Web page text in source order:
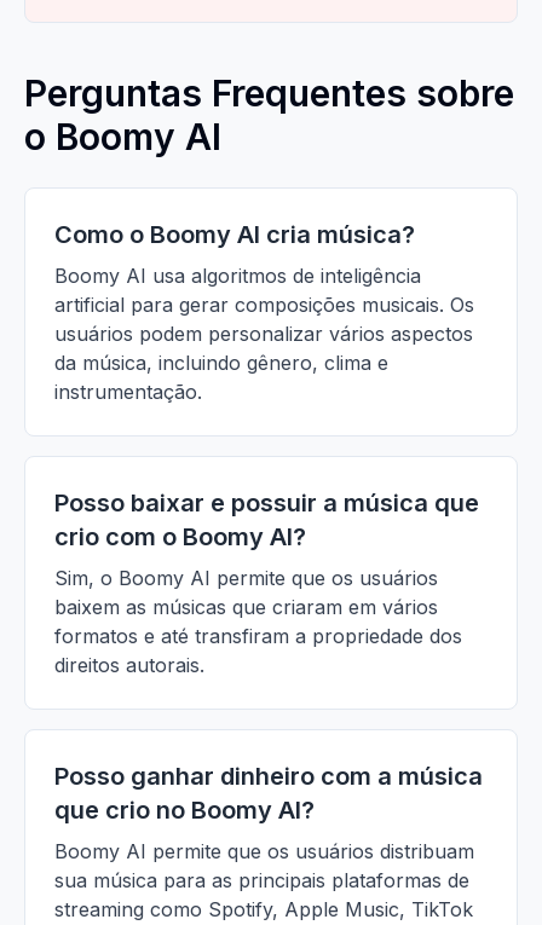
Perguntas Frequentes sobre
o Boomy AI
Como o Boomy AI cria música?
Boomy AI usa algoritmos de inteligência
artificial para gerar composições musicais. Os
usuários podem personalizar vários aspectos
da música, incluindo gênero, clima e
instrumentação.
Posso baixar e possuir a música que
crio com o Boomy AI?
Sim, o Boomy AI permite que os usuários
baixem as músicas que criaram em vários
formatos e até transfiram a propriedade dos
direitos autorais.
Posso ganhar dinheiro com a música
que crio no Boomy AI?
Boomy AI permite que os usuários distribuam
sua música para as principais plataformas de
streaming como Spotify, Apple Music, TikTok